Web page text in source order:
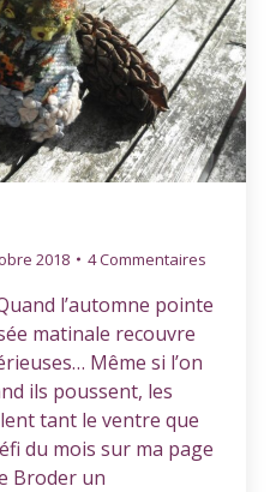
2018 4 Commentaires
l’automne pointe
matinale recouvre
Même si l’on
ils poussent, les
tant le ventre que
du mois sur ma page
Broder un